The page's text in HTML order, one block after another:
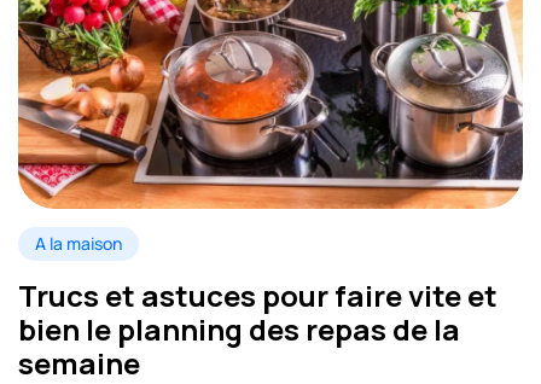
A la maison
Trucs et astuces pour faire vite et
bien le planning des repas de la
semaine